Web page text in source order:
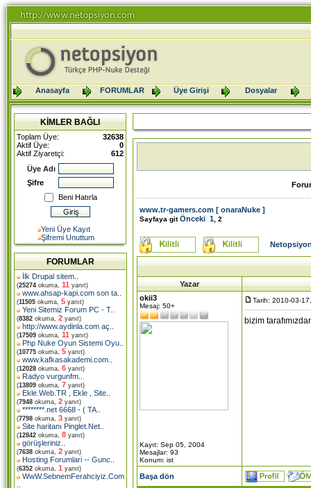
Anasayfa FORUMLAR Üye Girişi Dosyalar
KİMLER BAĞLI
Toplam Üye:
32638
Aktif Üye:
0
Aktif Ziyaretçi:
612
Üye Adı
Şifre
Beni Hatırla
Yeni Üye Kayıt
Şifremi Unuttum
FORUMLAR
İlk Drupal sitem
(25274 okuma, 11 yanıt)
www.ahsap-kapi.com son ta
(11505 okuma, 5 yanıt)
Yeni Sitemiz Forum PC - T..
(8382 okuma, 2 yanıt)
http://www.aydinla.com aç
(17509 okuma, 11 yanıt)
Php Nuke Oyun Sistemi Oyu
(10775 okuma, 5 yanıt)
www.kafkasakademi.com
(12028 okuma, 6 yanıt)
Radyo vurgunfm
(13809 okuma, 7 yanıt)
Ekle.Web.TR , Ekle , Site
(7948 okuma, 2 yanıt)
********.net 6668 - ( TA
(7798 okuma, 3 yanıt)
Site haritanı Pinglet.Net
(12842 okuma, 8 yanıt)
görüşleriniz
(7638 okuma, 2 yanıt)
Hosting Forumlari -- Gunc
(6352 okuma, 1 yanıt)
WwW.SebnemFerahciyiz.Com
www.tr-gamers.com [ onaraNuke ]
Sayfaya gitÖnceki 1 2
Yazar
okii3
Mesaj: 50+
Kayıt: Sep 05, 2004
Mesajlar: 93
Konum: ist
Tarih: 2010-03-
bizim
Başa dön